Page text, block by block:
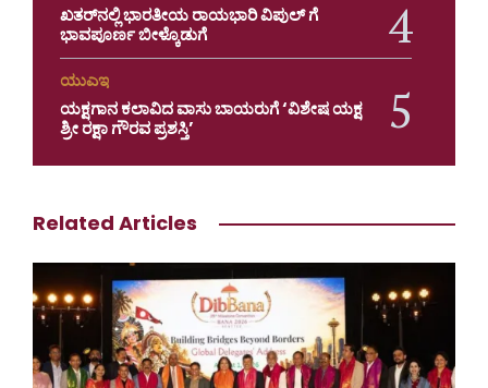
ಖತರ್‌ನಲ್ಲಿ ಭಾರತೀಯ ರಾಯಭಾರಿ ವಿಪುಲ್ ಗೆ
ಭಾವಪೂರ್ಣ ಬೀಳ್ಕೊಡುಗೆ
ಯುಎಇ
ಯಕ್ಷಗಾನ ಕಲಾವಿದ ವಾಸು ಬಾಯರುಗೆ ‘ವಿಶೇಷ ಯಕ್ಷ
ಶ್ರೀ ರಕ್ಷಾ ಗೌರವ ಪ್ರಶಸ್ತಿ’
Related Articles